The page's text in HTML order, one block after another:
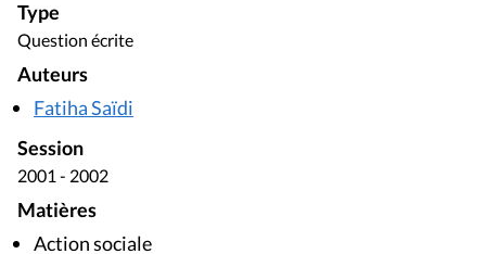
Type
Question écrite
Auteurs
Fatiha Saïdi
Session
2001 - 2002
Matières
Action sociale